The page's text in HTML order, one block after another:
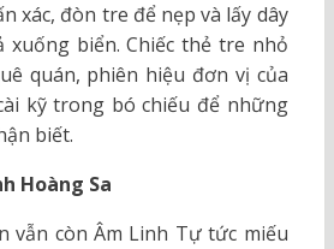
xác, đòn tre để nẹp và lấy dây
xuống biển. Chiếc thẻ tre nhỏ
quán, phiên hiệu đơn vị của
kỹ trong bó chiếu để những
biết.
Hoàng Sa
vẫn còn Âm Linh Tự tức miếu